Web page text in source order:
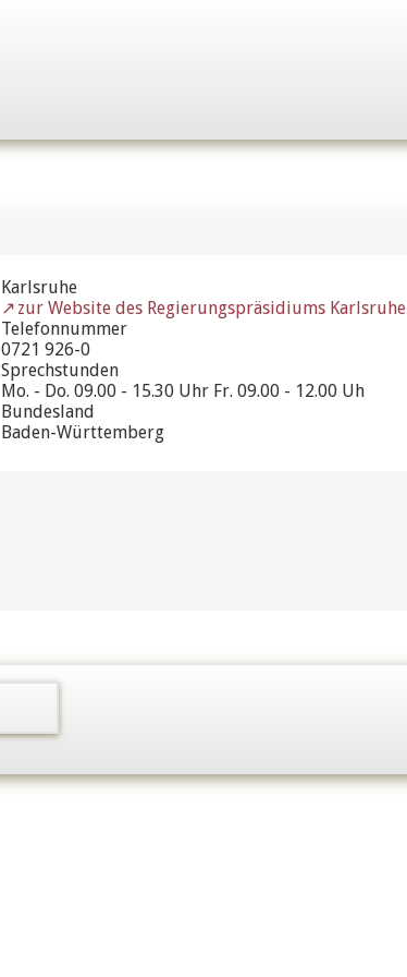
Karlsruhe
zur Website des Regierungspräsidiums Karlsruhe
Telefonnummer
0721 926-0
Sprechstunden
Mo. - Do. 09.00 - 15.30 Uhr Fr. 09.00 - 12.00 Uh
Bundesland
Baden-Württemberg